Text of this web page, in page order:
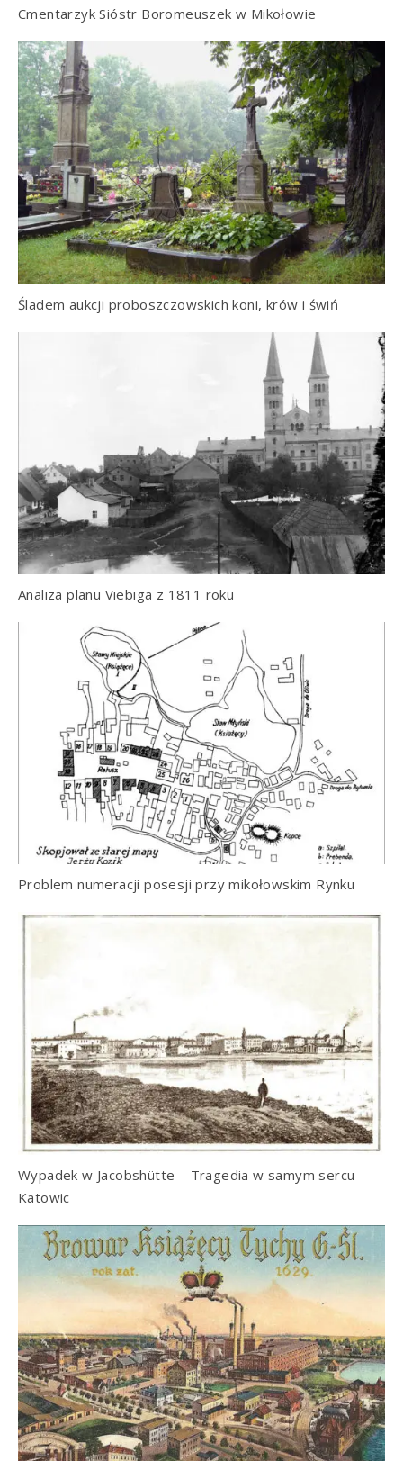
Cmentarzyk Sióstr Boromeuszek w Mikołowie
Śladem aukcji proboszczowskich koni, krów i świń
Analiza planu Viebiga z 1811 roku
Problem numeracji posesji przy mikołowskim Rynku
Wypadek w Jacobshütte – Tragedia w samym sercu
Katowic